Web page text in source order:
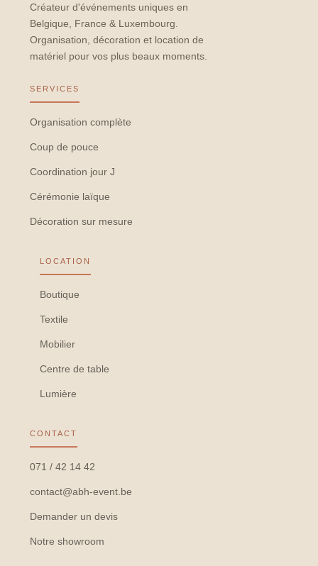
Créateur d'événements uniques en
Belgique, France & Luxembourg.
Organisation, décoration et location de
matériel pour vos plus beaux moments.
SERVICES
Organisation complète
Coup de pouce
Coordination jour J
Cérémonie laïque
Décoration sur mesure
LOCATION
Boutique
Textile
Mobilier
Centre de table
Lumière
CONTACT
071 / 42 14 42
contact@abh-event.be
Demander un devis
Notre showroom